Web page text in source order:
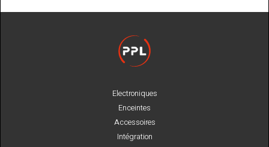
Electroniques
Enceintes
Accessoires
Intégration